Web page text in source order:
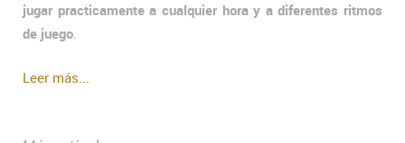
jugar practicamente a cualquier hora y a diferentes ritmos
de juego.
Leer más...